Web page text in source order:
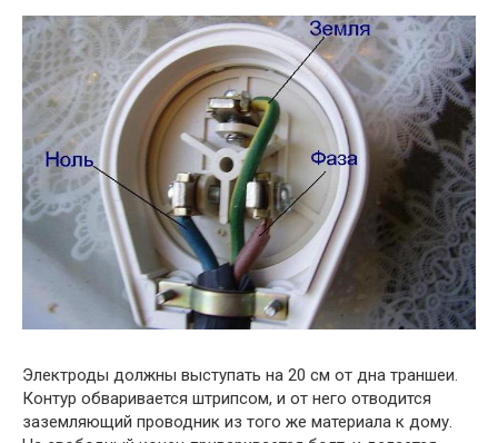
Электроды должны выступать на 20 см от дна траншеи.
Контур обваривается штрипсом, и от него отводится
заземляющий проводник из того же материала к дому.